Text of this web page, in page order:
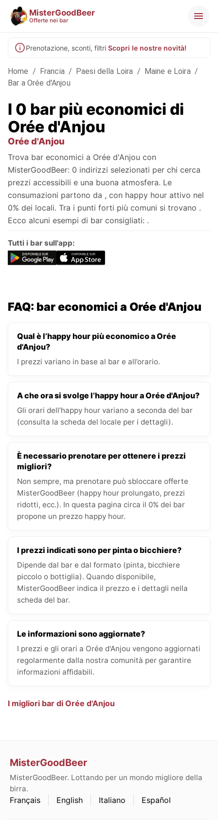
MisterGoodBeer
Offerte nei bar
Prenotazione, sconti, filtri Scopri le nostre novità!
Home / Francia / Paesi della Loira / Maine e Loira /
Bar a Orée d'Anjou
I 0 bar più economici di
Orée d'Anjou
Orée d'Anjou
Trova bar economici a Orée d'Anjou con
MisterGoodBeer: 0 indirizzi selezionati per chi cerca
prezzi accessibili e una buona atmosfera. Le
consumazioni partono da , con happy hour attivo nel
0% dei locali. Tra i punti forti più comuni si trovano .
Ecco alcuni esempi di bar consigliati: .
Tutti i bar sull'app:
FAQ: bar economici a Orée d'Anjou
Qual è l’happy hour più economico a Orée
d'Anjou?
I prezzi variano in base al bar e all’orario.
A che ora si svolge l’happy hour a Orée d'Anjou?
Gli orari dell’happy hour variano a seconda del bar
(consulta la scheda del locale per i dettagli).
È necessario prenotare per ottenere i prezzi
migliori?
Non sempre, ma prenotare può sbloccare offerte
MisterGoodBeer (happy hour prolungato, prezzi
ridotti, ecc.). In questa pagina circa il 0% dei bar
propone un prezzo happy hour.
I prezzi indicati sono per pinta o bicchiere?
Dipende dal bar e dal formato (pinta, bicchiere
piccolo o bottiglia). Quando disponibile,
MisterGoodBeer indica il prezzo e i dettagli nella
scheda del bar.
Le informazioni sono aggiornate?
I prezzi e gli orari a Orée d'Anjou vengono aggiornati
regolarmente dalla nostra comunità per garantire
informazioni affidabili.
I migliori bar di Orée d'Anjou
MisterGoodBeer
MisterGoodBeer. Lottando per un mondo migliore della
birra.
Français English Italiano Español